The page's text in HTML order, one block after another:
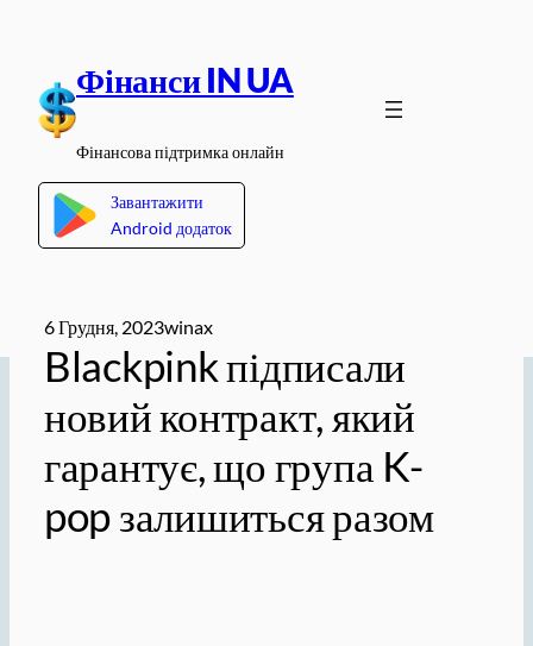
вмісту
Фінанси IN UA
Фінансова підтримка онлайн
Завантажити
Android додаток
6 Грудня, 2023winax
Blackpink підписали
новий контракт, який
гарантує, що група K-
pop залишиться разом